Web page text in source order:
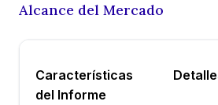
Alcance del Mercado
Características
del Informe